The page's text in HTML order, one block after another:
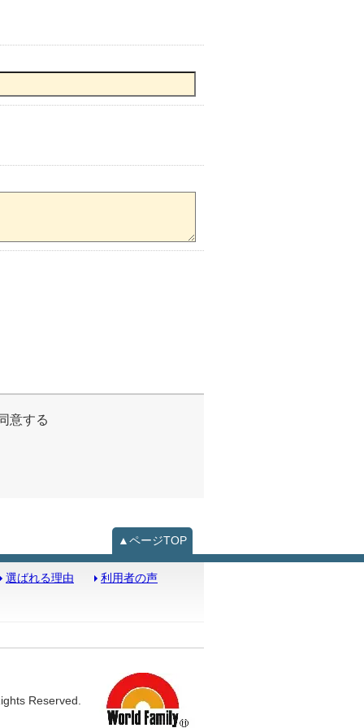
意する
▲ページTOP
選ばれる理由 利用者の声
Reserved.